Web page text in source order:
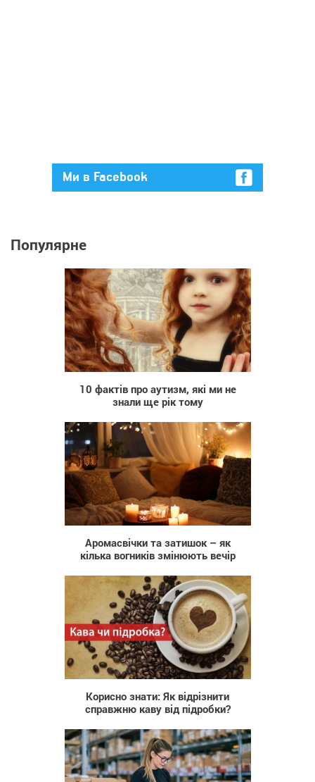
Ми в Facebook
Популярне
1 766
10 фактів про аутизм, які ми не
знали ще рік тому
13
Аромасвічки та затишок – як
кілька вогників змінюють вечір
2 764
Корисно знати: Як відрізнити
справжню каву від підробки?